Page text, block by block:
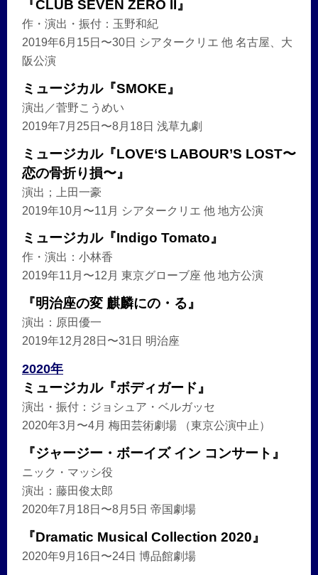
『CLUB SEVEN ZERO II』
作・演出・振付：玉野和紀
2019年6月15日〜30日 シアタークリエ 他 名古屋、大
阪公演
ミュージカル『SMOKE』
演出／菅野こうめい
2019年7月25日〜8月18日 浅草九劇
ミュージカル『LOVE‘S LABOUR’S LOST〜
恋の骨折り損〜』
演出；上田一豪
2019年10月〜11月 シアタークリエ 他 地方公演
ミュージカル『Indigo Tomato』
作・演出：小林香
2019年11月〜12月 東京グローブ座 他 地方公演
『明治座の変 麒麟にの・る』
演出：原田優一
2019年12月28日〜31日 明治座
2020年
ミュージカル『ボディガード』
演出・振付：ジョシュア・ベルガッセ
2020年3月〜4月 梅田芸術劇場 （東京公演中止）
『ジャージー・ボーイズ イン コンサート』
ニック・マッシ役
演出：藤田俊太郎
2020年7月18日〜8月5日 帝国劇場
『Dramatic Musical Collection 2020』
2020年9月16日〜24日 博品館劇場